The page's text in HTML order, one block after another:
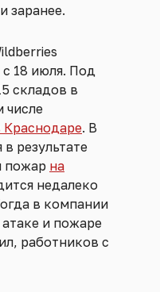
заранее.
18 июля. Под
складов в
числе
Краснодаре. В
результате
пожар на
недалеко
в компании
и пожаре
работников с